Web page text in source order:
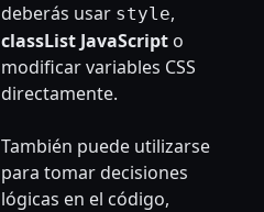
deberás usar style,
classList JavaScripto
modificar variables CSS
directamente.
También puede utilizarse
para tomar decisiones
lógicas en el código,